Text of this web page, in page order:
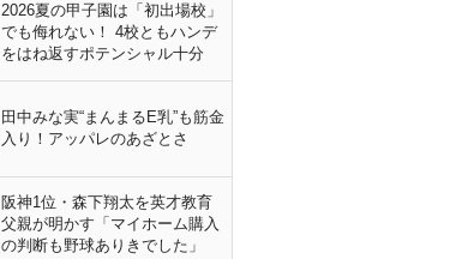
2026夏の甲子園は「初出場校」
でも侮れない！ 4校ともハンデ
をはね返すポテンシャル十分
田中みな実“まんまるE乳”も筋金
入り！アッパレのあざとさ
阪神1位・森下翔太を英才教育
父親が明かす「マイホーム購入
の判断も野球ありきでした」